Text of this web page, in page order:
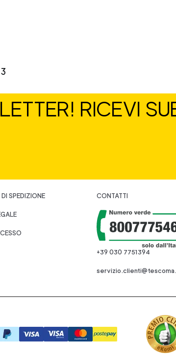
3
RICEVI
DI SPEDIZIONE CONTATTI
+39 030 7751394